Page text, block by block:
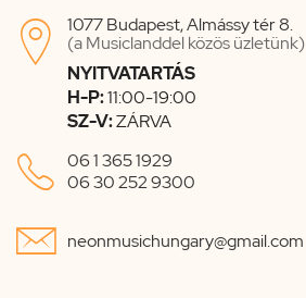

1077 Budapest, Almássy tér 8.
(a Musiclanddel közös üzletünk)
NYITVATARTÁS
H-P:11:00-19:00
SZ-V:ZÁRVA
 06 1 365 1929
06 30 252 9300
 neonmusichungary@gmail.com